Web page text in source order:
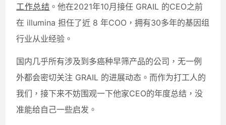
工作总结 。他在2021年10月接任 GRAIL 的CEO之前
在 illumina 担任了近 8 年COO，拥有30多年的基因组
行业从业经验。
国内几乎所有涉及到多癌种早筛产品的公司，无一例
外都会密切关注 GRAIL 的进展动态。而作为打工人的
我们，接下来不妨围观一下他家CEO的年度总结，没
准能给自己一些启发。